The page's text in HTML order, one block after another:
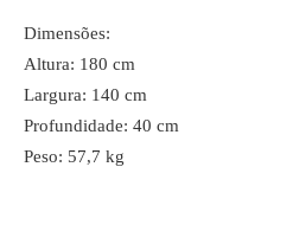
Dimensões:
Altura: 180 cm
Largura: 140 cm
Profundidade: 40 cm
Peso: 57,7 kg